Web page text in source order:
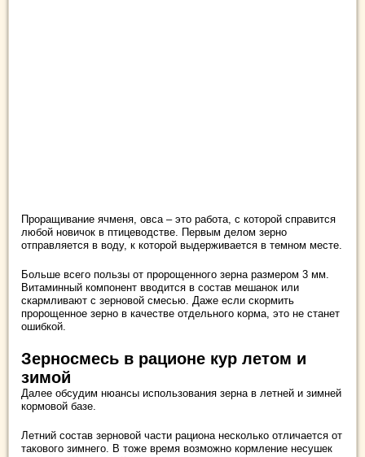
Проращивание ячменя, овса – это работа, с которой справится
любой новичок в птицеводстве. Первым делом зерно
отправляется в воду, к которой выдерживается в темном месте.
Больше всего пользы от пророщенного зерна размером 3 мм.
Витаминный компонент вводится в состав мешанок или
скармливают с зерновой смесью. Даже если скормить
пророщенное зерно в качестве отдельного корма, это не станет
ошибкой.
Зерносмесь в рационе кур летом и
зимой
Далее обсудим нюансы использования зерна в летней и зимней
кормовой базе.
Летний состав зерновой части рациона несколько отличается от
такового зимнего. В тоже время возможно кормление несушек